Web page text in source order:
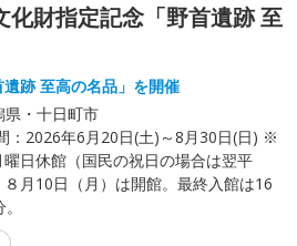
財指定記念「野首遺跡 至
遺跡 至高の名品」を開催
県・十日町市
： 2026年6月20日(土)～8月30日(日) ※
曜日休館（国民の祝日の場合は翌平
８月10日（月）は開館。最終入館は16